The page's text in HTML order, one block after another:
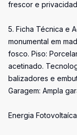
frescor e
5. Ficha Técnica e
monumental em
fosco. Piso:
acetinado.
balizadores e
Garagem: Ampla
Energia Fotovoltaíca